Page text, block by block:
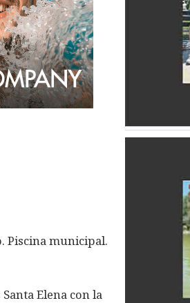
Piscina municipal.
Elena con la